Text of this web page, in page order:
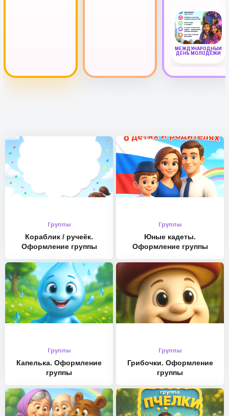
МЕЖДУНАРОДНЫЙ
ДЕНЬ МОЛОДЁЖИ
Группы
Кораблик / ручеёк.
Оформление группы
Группы
Юные кадеты.
Оформление группы
Группы
Капелька. Оформление
группы
Группы
Грибочки. Оформление
группы